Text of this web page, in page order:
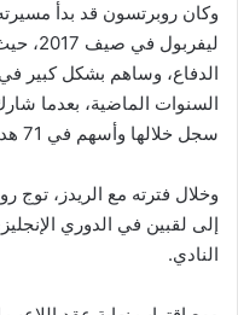
وكان روبرتسون قد بدأ
الدفاع، وساهم بشكل كبير
سجل خلالها وأسهم في 71 هدفًا.
وخلال فترته مع الريدز، توج
إلى لقبين في الدوري
النادي.